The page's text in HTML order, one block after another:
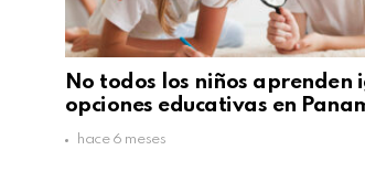
No todos los niños aprenden
opciones educativas en
hace 6 meses